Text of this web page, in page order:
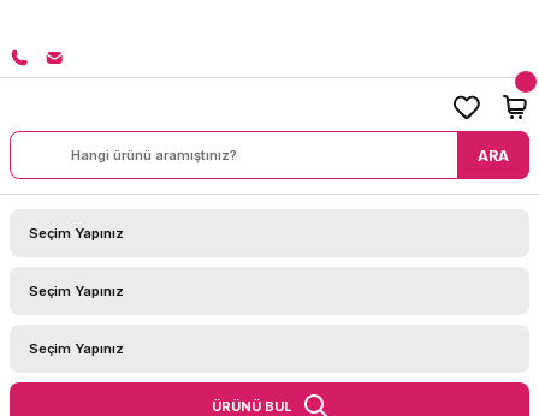
ARA
ÜRÜNÜ BUL